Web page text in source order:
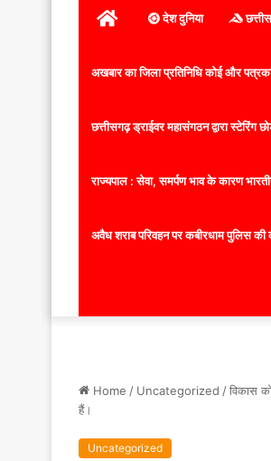
होम देश दुनिया
अखबार का जिला प्रतिनिधि कोई और
छत्तीसगढ़ ड्राईवर महासंगठन द्वारा
राज्यपाल : सेवा, समर्पण भाव के कारण
अवैध शराब परिवहन पर कबीरधाम पुलिस की
Home / Uncategorized /विकास
हैं।
Uncategorized